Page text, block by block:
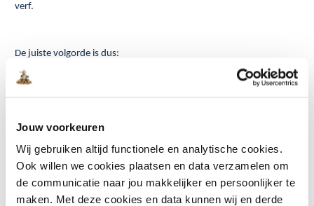
Jouw voorkeuren
Wij gebruiken altijd functionele en analytische cookies.
Ook willen we cookies plaatsen en data verzamelen om
de communicatie naar jou makkelijker en persoonlijker te
maken. Met deze cookies en data kunnen wij en derde
verf.
De juiste volgorde is dus:
Eerst ontvetten, daarna schuren en vervolgens stofvrij maken.
Zo creëer je een schone en goed voorbereide ondergrond.
5. GEEN
KWALITEITSVERF
GEBRUIKEN